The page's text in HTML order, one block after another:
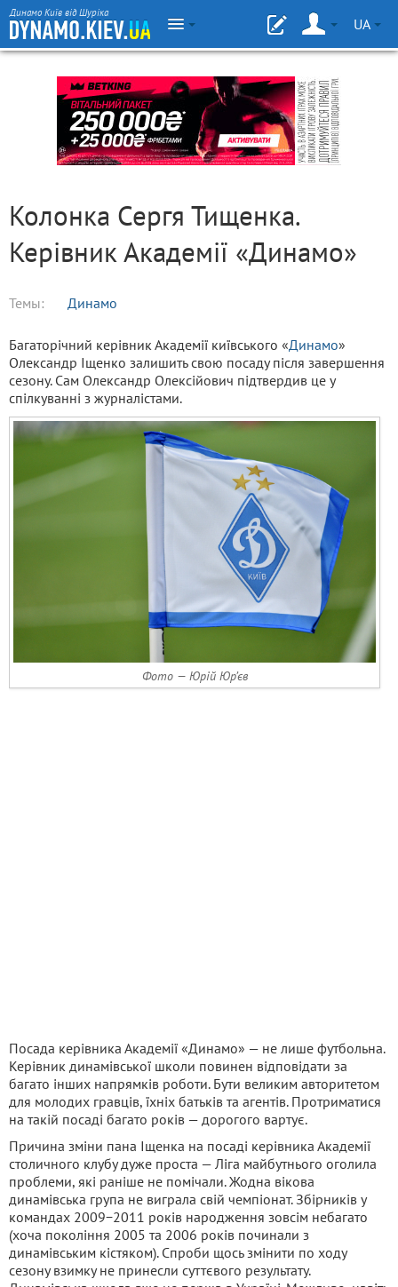
Динамо Київ від Шуріка
UA
Колонка Сергя Тищенка.
Керівник Академії «Динамо»
Темы: Динамо
Багаторічний керівник Академії київського «Динамо»
Олександр Іщенко залишить свою посаду після завершення
сезону. Сам Олександр Олексійович підтвердив це у
спілкуванні з журналістами.
Фото — Юрій Юр’єв
Посада керівника Академії «Динамо» — не лише футбольна.
Керівник динамівської школи повинен відповідати за
багато інших напрямків роботи. Бути великим авторитетом
для молодих гравців, їхніх батьків та агентів. Протриматися
на такій посаді багато років — дорогого вартує.
Причина зміни пана Іщенка на посаді керівника Академії
столичного клубу дуже проста — Ліга майбутнього оголила
проблеми, які раніше не помічали. Жодна вікова
динамівська група не виграла свій чемпіонат. Збірників у
командах 2009−2011 років народження зовсім небагато
(хоча покоління 2005 та 2006 років починали з
динамівським кістяком). Спроби щось змінити по ходу
сезону взимку не принесли суттєвого результату.